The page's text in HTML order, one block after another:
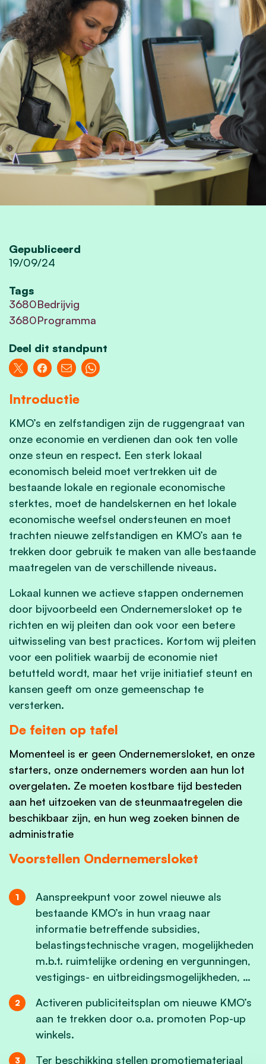
Gepubliceerd
19/09/24
Tags
3680Bedrijvig
3680Programma
Deel dit standpunt
Introductie
KMO’s en zelfstandigen zijn de ruggengraat van
onze economie en verdienen dan ook ten volle
onze steun en respect. Een sterk lokaal
economisch beleid moet vertrekken uit de
bestaande lokale en regionale economische
sterktes, moet de handelskernen en het lokale
economische weefsel ondersteunen en moet
trachten nieuwe zelfstandigen en KMO’s aan te
trekken door gebruik te maken van alle bestaande
maatregelen van de verschillende niveaus.
Lokaal kunnen we actieve stappen ondernemen
door bijvoorbeeld een Ondernemersloket op te
richten en wij pleiten dan ook voor een betere
uitwisseling van best practices. Kortom wij pleiten
voor een politiek waarbij de economie niet
betutteld wordt, maar het vrije initiatief steunt en
kansen geeft om onze gemeenschap te
versterken.
De feiten op tafel
Momenteel is er geen Ondernemersloket, en onze
starters, onze ondernemers worden aan hun lot
overgelaten. Ze moeten kostbare tijd besteden
aan het uitzoeken van de steunmaatregelen die
beschikbaar zijn, en hun weg zoeken binnen de
administratie
Voorstellen Ondernemersloket
Aanspreekpunt voor zowel nieuwe als
bestaande KMO’s in hun vraag naar
informatie betreffende subsidies,
belastingstechnische vragen, mogelijkheden
m.b.t. ruimtelijke ordening en vergunningen,
vestigings- en uitbreidingsmogelijkheden, …
Activeren publiciteitsplan om nieuwe KMO’s
aan te trekken door o.a. promoten Pop-up
winkels.
Ter beschikking stellen promotiemateriaal